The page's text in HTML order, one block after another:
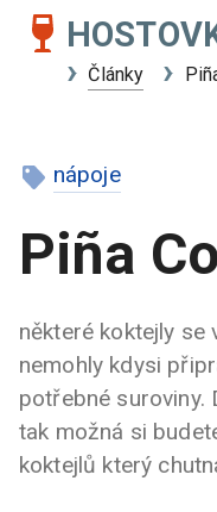
Články
nápoje
Piña
některé koktejly se
nemohly kdysi
potřebné suroviny.
tak možná si
koktejlů který